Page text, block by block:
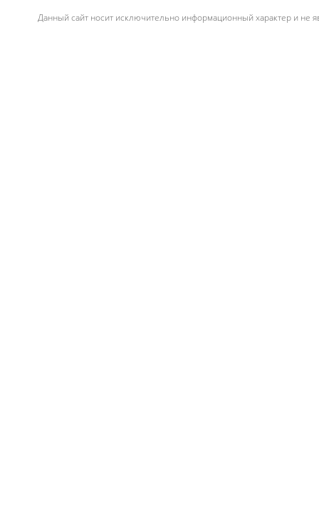
Данный сайт носит исключительно информационный характер и не